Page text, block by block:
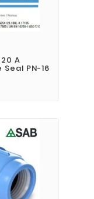
A
PN-16